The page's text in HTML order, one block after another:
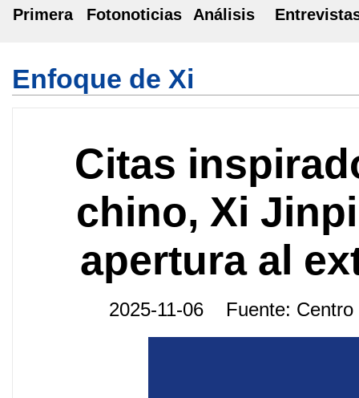
Primera Fotonoticias Análisis
Enfoque de Xi
Citas
chino, Xi
apertura al
2025-11-06 Fuente: